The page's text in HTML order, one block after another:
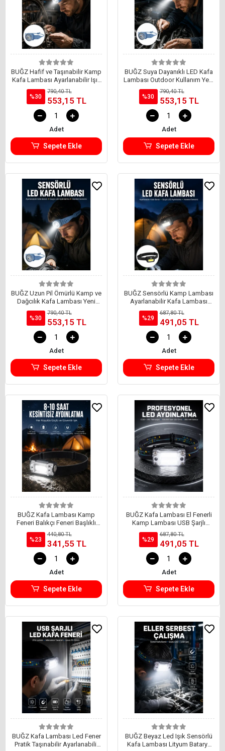
BUĞZ Hafif ve Taşınabilir Kamp
Kafa Lambası Ayarlanabilir Işık
Yeni Nesil
%30
790,40 TL
553,15 TL
Adet
Sepete Ekle
BUĞZ Suya Dayanıklı LED Kafa
Lambası Outdoor Kullanım Yeni
Nesil
%30
790,40 TL
553,15 TL
Adet
Sepete Ekle
BUĞZ Uzun Pil Ömürlü Kamp ve
Dağcılık Kafa Lambası Yeni
Nesil
%30
790,40 TL
553,15 TL
Adet
Sepete Ekle
BUĞZ Sensörlü Kamp Lambası
Ayarlanabilir Kafa Lambası
Kafa Bantlı Yeni Nesil
%29
687,80 TL
491,05 TL
Adet
Sepete Ekle
BUĞZ Kafa Lambası Kamp
Feneri Balıkçı Feneri Başlıklı
Suya Dayanıklı
%23
440,80 TL
341,55 TL
Adet
Sepete Ekle
BUĞZ Kafa Lambası El Fenerli
Kamp Lambası USB Şarjlı
Esnek Lamba
%29
687,80 TL
491,05 TL
Adet
Sepete Ekle
BUĞZ Kafa Lambası Led Fener
Pratik Taşınabilir Ayarlanabilir
BUĞZ Beyaz Led Işık Sensörlü
Kafa Lambası Lityum Batarya